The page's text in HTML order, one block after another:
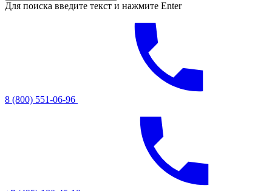
Для поиска введите текст и нажмите Enter
8 (800) 551-06-96